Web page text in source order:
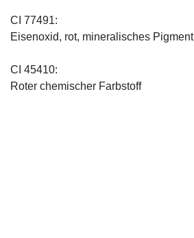
CI 77491:
Eisenoxid, rot, mineralisches Pigment
CI 45410:
Roter chemischer Farbstoff